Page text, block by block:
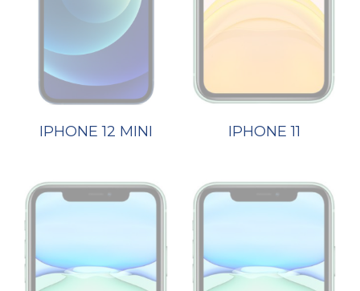
IPHONE 12 MINI IPHONE 11